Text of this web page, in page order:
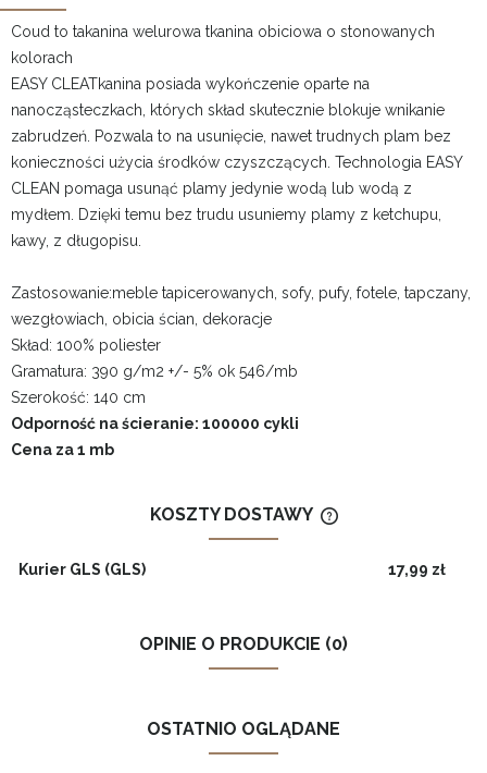
Coud to takanina welurowa tkanina obiciowa o stonowanych
kolorach
EASY CLEATkanina posiada wykończenie oparte na
nanocząsteczkach, których skład skutecznie blokuje wnikanie
zabrudzeń. Pozwala to na usunięcie, nawet trudnych plam bez
konieczności użycia środków czyszczących. Technologia EASY
CLEAN pomaga usunąć plamy jedynie wodą lub wodą z
mydłem. Dzięki temu bez trudu usuniemy plamy z ketchupu,
kawy, z długopisu.
Zastosowanie:meble tapicerowanych, sofy, pufy, fotele, tapczany,
wezgłowiach, obicia ścian, dekoracje
Skład: 100% poliester
Gramatura: 390 g/m2 +/- 5% ok 546/mb
Szerokość: 140 cm
Odporność na ścieranie: 100000 cykli
Cena za 1 mb
KOSZTY DOSTAWY
Kurier GLS (GLS) 17,99 zł
OPINIE O PRODUKCIE (0)
OSTATNIO OGLĄDANE